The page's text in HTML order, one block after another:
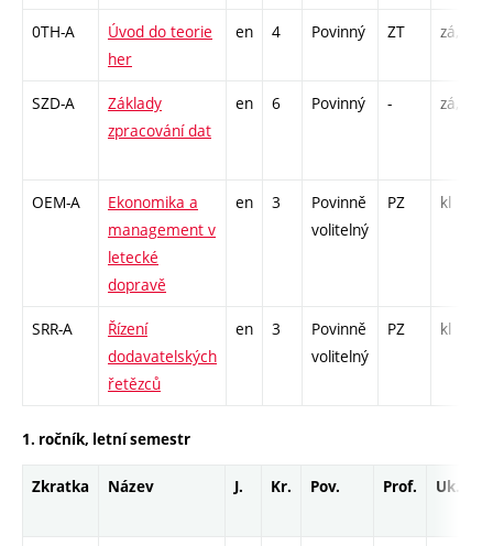
0TH-A
Úvod do teorie
her
en 4 Povinný ZT zá,zk
SZD-A
Základy
zpracování dat
en 6 Povinný - zá,zk
OEM-A
Ekonomika a
management v
letecké
dopravě
en 3
Povinně
volitelný
PZ kl
SRR-A
Řízení
dodavatelských
řetězců
en 3
Povinně
volitelný
PZ kl
1. ročník, letní semestr
Zkratka Název J. Kr. Pov. Prof. Uk.